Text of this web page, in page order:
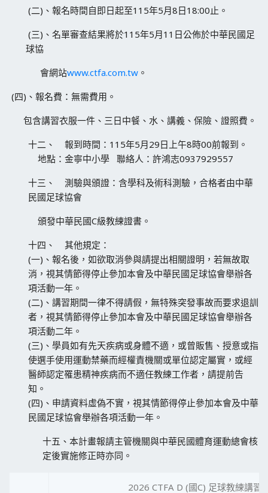
(二)、報名時間自即日起至115年5月8日18:00止。
(三)、名單審查結果將於115年5月11日公佈於中華民國足
球協
會網站www.ctfa.com.tw 。
(四)、報名費：無需費用。
包含講習衣服一件、三日中餐、水、講義、保險、證照費。
十二、 報到時間：115年5月29日上午8時00前報到。
地點：金寧中小學 聯絡人：許鴻志0937929557
十三、 測驗與頒證：含學科及術科測驗，合格者由中華
民國足球協會
頒發中華民國C級教練證書。
十四、 其他規定：
(一)、報名後，如欲取消參與請提出相關證明，若無故取
消，視其情節得停止參加本會及中華民國足球協會舉辦各
項活動一年。
(二)、講習期間一律不得請假，無特殊突發事故而要求退訓
者，視其情節得停止參加本會及中華民國足球協會舉辦各
項活動二年。
(三)、學員如有先天疾病或身體不適，或曾販售、授意或指
使選手使用運動禁藥而經權責機關或單位認定屬實，或經
醫師認定罹患精神疾病而不適任教練工作者，請提前告
知。
(四)、申請資料虛偽不實，視其情節得停止參加本會及中華
民國足球協會舉辦各項活動一年。
十五、本計畫報請主管機關與中華民國體育運動總會核
定後實施修正時亦同。
2026 CTFA D (國C) 足球教練講習